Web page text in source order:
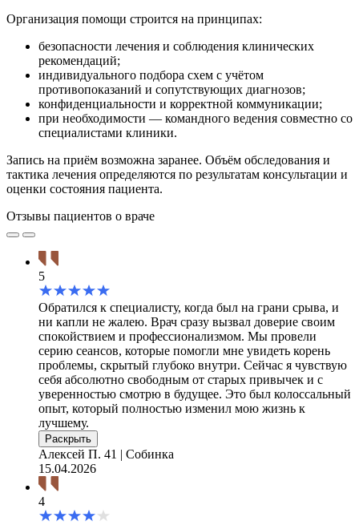
Организация помощи строится на принципах:
безопасности лечения и соблюдения клинических
рекомендаций;
индивидуального подбора схем с учётом
противопоказаний и сопутствующих диагнозов;
конфиденциальности и корректной коммуникации;
при необходимости — командного ведения совместно со
специалистами клиники.
Запись на приём возможна заранее. Объём обследования и
тактика лечения определяются по результатам консультации и
оценки состояния пациента.
Отзывы пациентов о враче
5
Обратился к специалисту, когда был на грани срыва, и
ни капли не жалею. Врач сразу вызвал доверие своим
спокойствием и профессионализмом. Мы провели
серию сеансов, которые помогли мне увидеть корень
проблемы, скрытый глубоко внутри. Сейчас я чувствую
себя абсолютно свободным от старых привычек и с
уверенностью смотрю в будущее. Это был колоссальный
опыт, который полностью изменил мою жизнь к
лучшему.
Раскрыть
Алексей П. 41 | Собинка
15.04.2026
4